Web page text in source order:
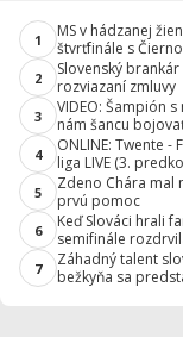
1
MS v hádzanej
štvrťfinále s
2
Slovenský
rozviazaní zmluvy
3
VIDEO: Šampión
nám šancu
4
ONLINE: Twente -
liga LIVE (3.
5
Zdeno Chára mal
prvú pomoc
6
Keď Slováci hrali
semifinále
7
Záhadný talent
bežkyňa sa